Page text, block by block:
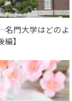
名門大学はどのよ
】